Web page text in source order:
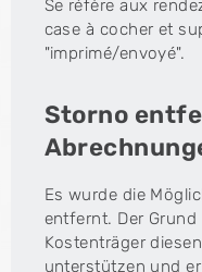
Se réfère aux
case à cocher et
"imprimé/envoyé".
Storno
Es wurde die
entfernt. Der
Kostenträger
unterstützen und